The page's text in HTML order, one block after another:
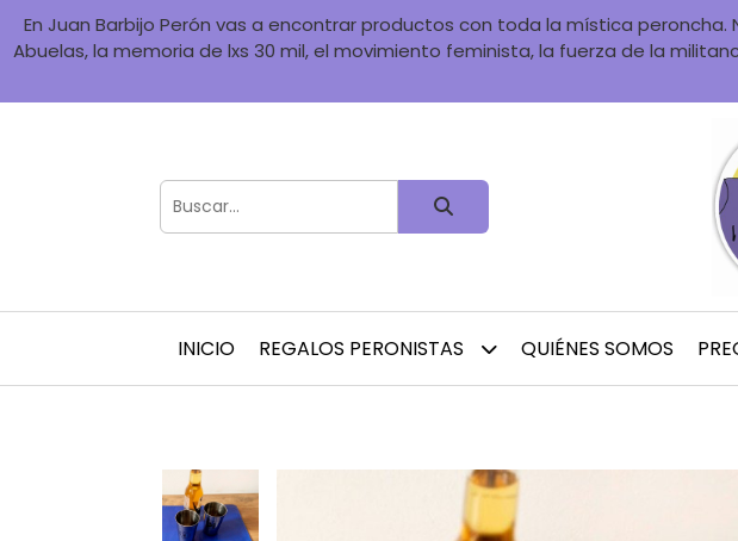
En Juan Barbijo Perón vas a encontrar productos con toda la mística
Abuelas, la memoria de lxs 30 mil, el movimiento feminista, la fuerza de la
INICIO REGALOS PERONISTAS QUIÉNES SOMOS